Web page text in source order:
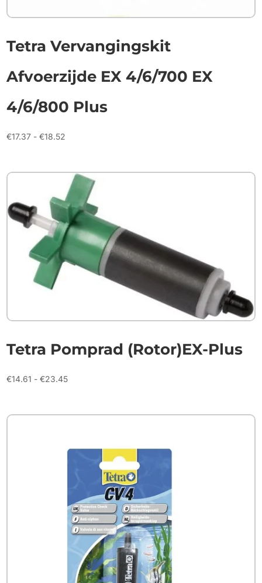
Tetra Vervangingskit
Afvoerzijde EX 4/6/700 EX
4/6/800 Plus
€17.37 - €18.52
€18.52
Tetra Pomprad (Rotor)EX-Plus
€14.61 - €23.45Prijsklasse:
€23.45